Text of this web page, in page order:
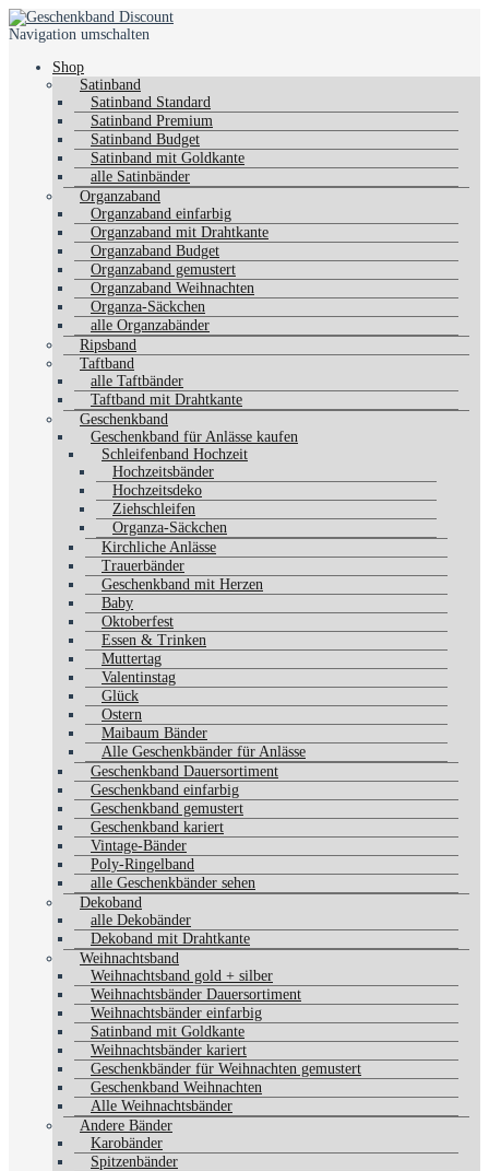
Navigation umschalten
Shop
Satinband
Satinband Standard
Satinband Premium
Satinband Budget
Satinband mit Goldkante
alle Satinbänder
Organzaband
Organzaband einfarbig
Organzaband mit Drahtkante
Organzaband Budget
Organzaband gemustert
Organzaband Weihnachten
Organza-Säckchen
alle Organzabänder
Ripsband
Taftband
alle Taftbänder
Taftband mit Drahtkante
Geschenkband
Geschenkband für Anlässe kaufen
Schleifenband Hochzeit
Hochzeitsbänder
Hochzeitsdeko
Ziehschleifen
Organza-Säckchen
Kirchliche Anlässe
Trauerbänder
Geschenkband mit Herzen
Baby
Oktoberfest
Essen & Trinken
Muttertag
Valentinstag
Glück
Ostern
Maibaum Bänder
Alle Geschenkbänder für Anlässe
Geschenkband Dauersortiment
Geschenkband einfarbig
Geschenkband gemustert
Geschenkband kariert
Vintage-Bänder
Poly-Ringelband
alle Geschenkbänder sehen
Dekoband
alle Dekobänder
Dekoband mit Drahtkante
Weihnachtsband
Weihnachtsband gold + silber
Weihnachtsbänder Dauersortiment
Weihnachtsbänder einfarbig
Satinband mit Goldkante
Weihnachtsbänder kariert
Geschenkbänder für Weihnachten gemustert
Geschenkband Weihnachten
Alle Weihnachtsbänder
Andere Bänder
Karobänder
Spitzenbänder